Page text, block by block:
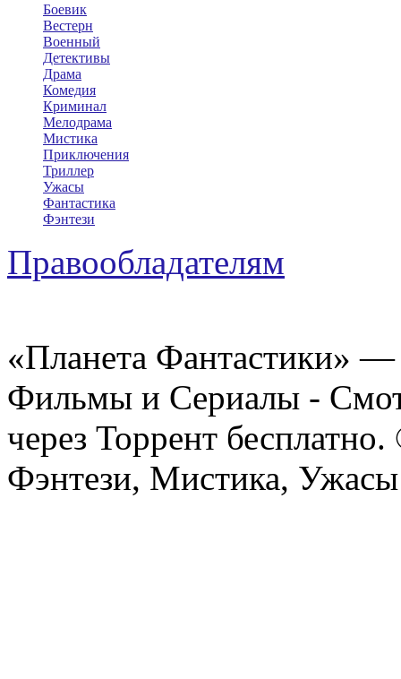
Боевик
Вестерн
Военный
Детективы
Драма
Комедия
Криминал
Мелодрама
Мистика
Приключения
Триллер
Ужасы
Фантастика
Фэнтези
Правообладателям
«Планета Фантастики»
Фильмы и Сериалы -
через Торрент
Фэнтези, Мистика,